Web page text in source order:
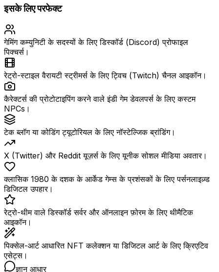
इसके लिए परफेक्ट
गेमिंग कम्युनिटी के सदस्यों के लिए डिस्कॉर्ड (Discord) प्रोफाइल
पिक्चर्स।
रेट्रो-स्टाइल वैरायटी स्ट्रीमर्स के लिए ट्विच (Twitch) चैनल आइकॉन।
कैरेक्टर्स की प्रोटोटाइपिंग करने वाले इंडी गेम डेवलपर्स के लिए कस्टम
NPCs।
टेक ब्लॉग या कोडिंग ट्यूटोरियल के लिए नॉस्टेल्जिक ब्रांडिंग।
X (Twitter) और Reddit यूज़र्स के लिए यूनीक सोशल मीडिया अवतार।
क्लासिक 1980 के दशक के आर्केड गेम्स के प्रशंसकों के लिए पर्सनलाइज़्ड
डिजिटल उपहार।
रेट्रो-थीम वाले डिस्कॉर्ड सर्वर और ऑनलाइन फ़ोरम के लिए थीमैटिक
आइकॉन।
पिक्सेल-आर्ट आधारित NFT कलेक्शन या डिजिटल आर्ट के लिए क्रिएटिव
एसेट्स।
ज्ञान आधार